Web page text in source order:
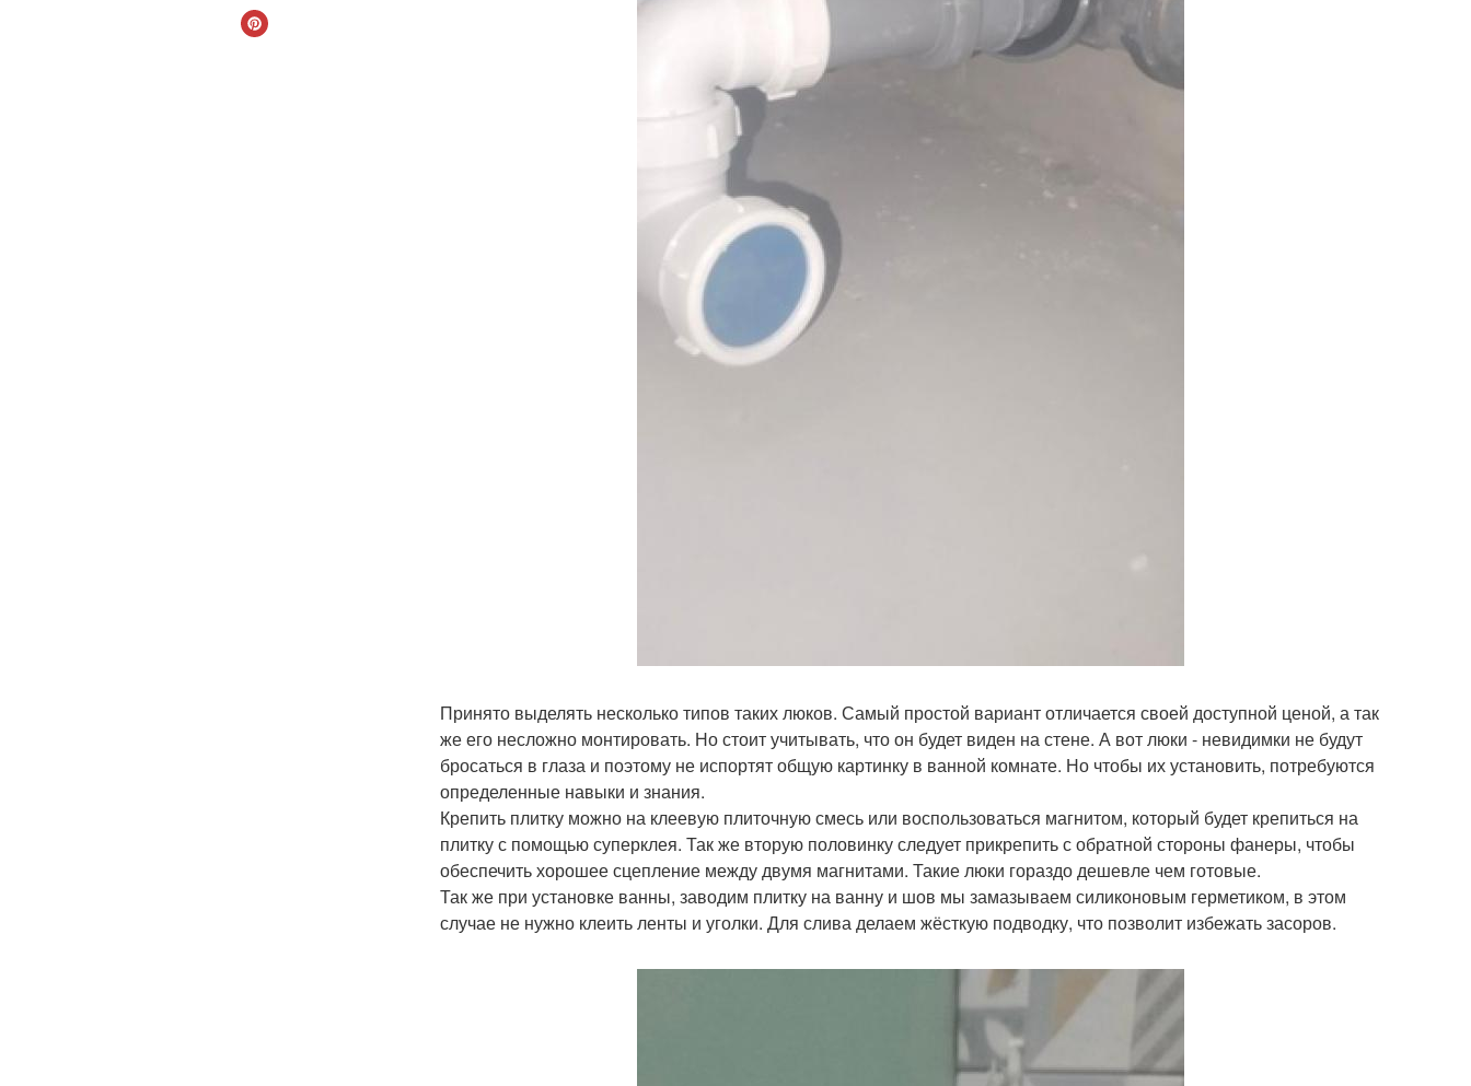
Принято выделять несколько типов таких люков. Самый простой вариант отличается своей доступной ценой, а так
же его несложно монтировать. Но стоит учитывать, что он будет виден на стене. А вот люки - невидимки не будут
бросаться в глаза и поэтому не испортят общую картинку в ванной комнате. Но чтобы их установить, потребуются
определенные навыки и знания.
Крепить плитку можно на клеевую плиточную смесь или воспользоваться магнитом, который будет крепиться на
плитку с помощью суперклея. Так же вторую половинку следует прикрепить с обратной стороны фанеры, чтобы
обеспечить хорошее сцепление между двумя магнитами. Такие люки гораздо дешевле чем готовые.
Так же при установке ванны, заводим плитку на ванну и шов мы замазываем силиконовым герметиком, в этом
случае не нужно клеить ленты и уголки. Для слива делаем жёсткую подводку, что позволит избежать засоров.